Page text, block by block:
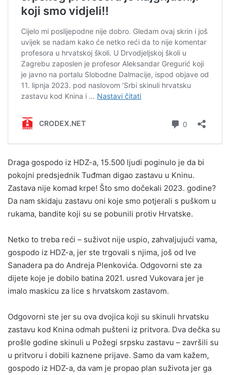
Draga gospodo iz HDZ-a, 15.500 ljudi poginulo je da bi
pokojni predsjednik Tuđman digao zastavu u Kninu.
Zastava nije komad krpe! Što smo dočekali 2023. godine?
Da nam skidaju zastavu oni koje smo potjerali s puškom u
rukama, bandite koji su se pobunili protiv Hrvatske.
Netko to treba reći – suživot nije uspio, zahvaljujući vama,
gospodo iz HDZ-a, jer ste trgovali s njima, još od Ive
Sanadera pa do Andreja Plenkovića. Odgovorni ste za
dijete koje je dobilo batina 2021. usred Vukovara jer je
imalo maskicu za lice s hrvatskom zastavom.
Odgovorni ste jer su ova dvojica koji su skinuli hrvatsku
zastavu kod Knina odmah pušteni iz pritvora. Dva dečka su
prošle godine skinuli u Požegi srpsku zastavu – završili su
u pritvoru i dobili kaznene prijave. Samo da vam kažem,
gospodo iz HDZ-a, da vam je propao plan suživota jer ga